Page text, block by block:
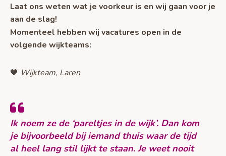
Laat ons weten wat je voorkeur is en wij gaan voor je
aan de slag!
Momenteel hebben wij vacatures open in de
volgende wijkteams:
💙 Wijkteam, Laren
Ik noem ze de ‘pareltjes in de wijk’. Dan kom
je bijvoorbeeld bij iemand thuis waar de tijd
al heel lang stil lijkt te staan. Je weet nooit